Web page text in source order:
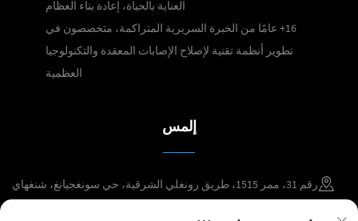
العناية بالحياة، إعادة بناء العظام
16+ عامًا من الخبرة السريرية المتراكمة، متخصصون في
تطوير أنظمة تقنية لإصلاح الإصابات المعقدة والتكنولوجيا
العظمية
إلمس
رقم 31، ممر 1515، طريق رونغلي الشرقية، حي سونغجيانغ، شنغهاي